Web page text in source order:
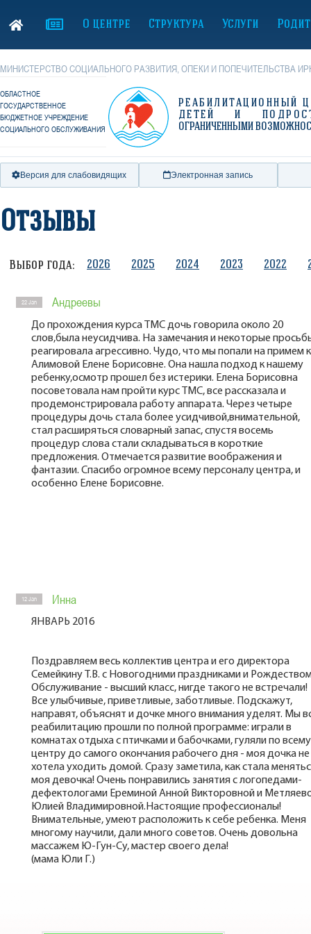
О центре Структура Услуги
МИНИСТЕРСТВО СОЦИАЛЬНОГО РАЗВИТИЯ, ОПЕКИ И ПОПЕЧИТЕЛЬСТВА
ОБЛАСТНОЕ
ГОСУДАРСТВЕННОЕ
БЮДЖЕТНОЕ УЧРЕЖДЕНИЕ
СОЦИАЛЬНОГО ОБСЛУЖИВАНИЯ
РЕАБИЛИТАЦИОННЫЙ
ДЕТЕЙ И
ОГРАНИЧЕННЫМИ
Версия для слабовидящих Электронная запись
Отзывы
Выбор года: 2026 2025 2024 2023 2022
22 Jan Андреевы
До прохождения курса ТМС дочь говорила около 20
слов,была неусидчива. На замечания и некоторые
реагировала агрессивно. Чудо, что мы попали на примем к
Алимовой Елене Борисовне. Она нашла подход к нашему
ребенку,осмотр прошел без истерики. Елена Борисовна
посоветовала нам пройти курс ТМС, все рассказала и
продемонстрировала работу аппарата. Через четыре
процедуры дочь стала более усидчивой,внимательной,
стал расширяться словарный запас, спустя восемь
процедур слова стали складываться в короткие
предложения. Отмечается развитие воображения и
фантазии. Спасибо огромное всему персоналу центра, и
особенно Елене Борисовне.
12 Jan Инна
ЯНВАРЬ 2016
Поздравляем весь коллектив центра и его директора
Семейкину Т.В. с Новогодними праздниками и
Обслуживание - высший класс, нигде такого не встречали!
Все улыбчивые, приветливые, заботливые. Подскажут,
направят, объяснят и дочке много внимания уделят. Мы
реабилитацию прошли по полной программе: играли в
комнатах отдыха с птичками и бабочками, гуляли по всему
центру до самого окончания рабочего дня - моя дочка не
хотела уходить домой. Сразу заметила, как стала
моя девочка! Очень понравились занятия с логопедами-
дефектологами Ереминой Анной Викторовной и
Юлией Владимировной.Настоящие профессионалы!
Внимательные, умеют расположить к себе ребенка. Меня
многому научили, дали много советов. Очень довольна
массажем Ю-Гун-Су, мастер своего дела!
(мама Юли Г.)